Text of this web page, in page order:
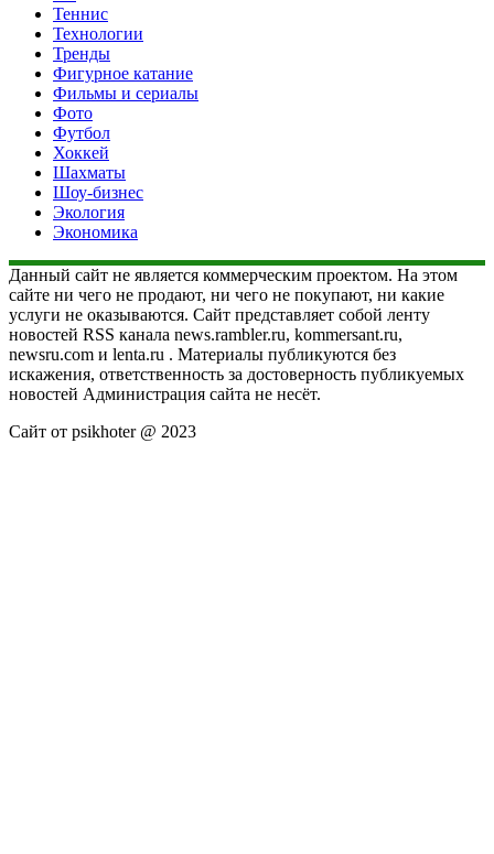
Теннис
Технологии
Тренды
Фигурное катание
Фильмы и сериалы
Фото
Футбол
Хоккей
Шахматы
Шоу-бизнес
Экология
Экономика
Данный сайт не является коммерческим проектом. На этом
сайте ни чего не продают, ни чего не покупают, ни какие
услуги не оказываются. Сайт представляет собой ленту
новостей RSS канала news.rambler.ru, kommersant.ru,
newsru.com и lenta.ru . Материалы публикуются без
искажения, ответственность за достоверность публикуемых
новостей Администрация сайта не несёт.
Сайт от psikhoter @ 2023